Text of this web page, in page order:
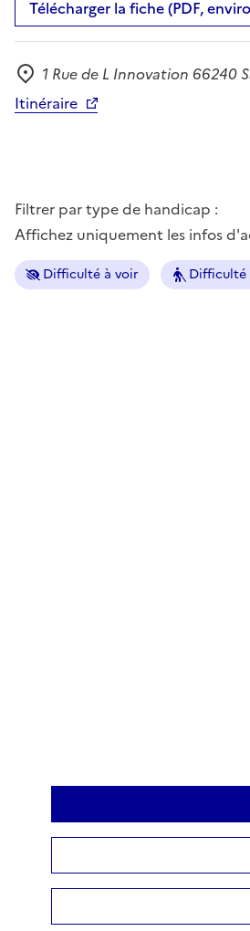
Télécharger la fiche (PDF,
Adresse
1 Rue de L Innovation 66240
Itinéraire
Filtrer par type de handicap :
Affichez uniquement les infos
Difficulté à voir Difficulté